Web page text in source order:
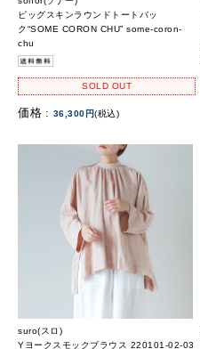
ピッグスキンラウンドトートバッ
ク“SOME CORON CHU” some-coron-
chu
SOLD OUT
価格 : 36,300円(税込)
suro(スロ)
Yヨークスモックブラウス 220101-02-03